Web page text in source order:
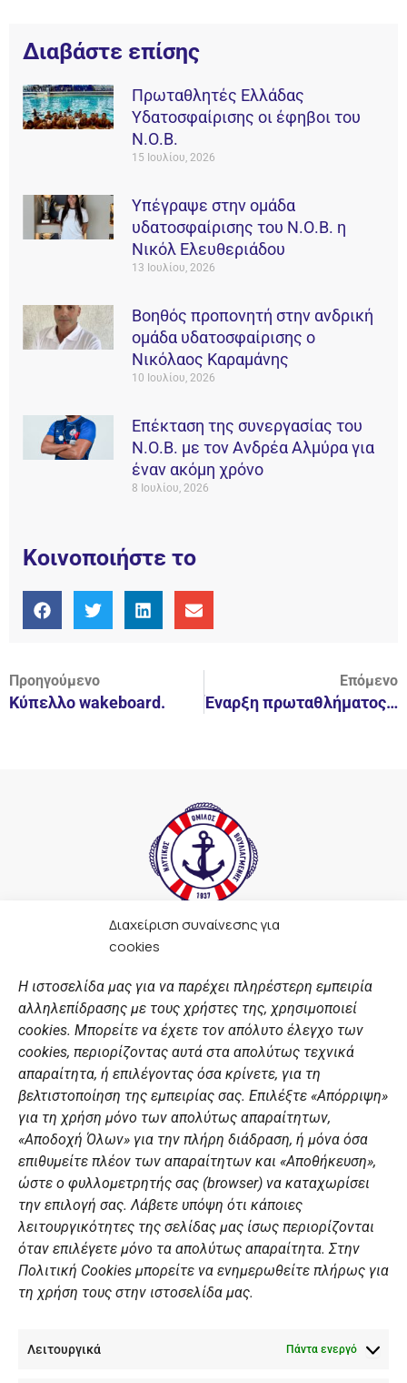
Διαχείριση συναίνεσης για
cookies
Η ιστοσελίδα μας για να παρέχει πληρέστερη εμπειρία
αλληλεπίδρασης με τους χρήστες της, χρησιμοποιεί
cookies. Μπορείτε να έχετε τον απόλυτο έλεγχο των
cookies, περιορίζοντας αυτά στα απολύτως τεχνικά
απαραίτητα, ή επιλέγοντας όσα κρίνετε, για τη
βελτιστοποίηση της εμπειρίας σας. Επιλέξτε «Απόρριψη»
για τη χρήση μόνο των απολύτως απαραίτητων,
«Αποδοχή Όλων» για την πλήρη διάδραση, ή μόνα όσα
επιθυμείτε πλέον των απαραίτητων και «Αποθήκευση»,
ώστε ο φυλλομετρητής σας (browser) να καταχωρίσει
την επιλογή σας. Λάβετε υπόψη ότι κάποιες
λειτουργικότητες της σελίδας μας ίσως περιορίζονται
όταν επιλέγετε μόνο τα απολύτως απαραίτητα. Στην
Πολιτική Cookies μπορείτε να ενημερωθείτε πλήρως για
τη χρήση τους στην ιστοσελίδα μας.
Λειτουργικά Πάντα ενεργό
Διαβάστε επίσης
Πρωταθλητές Ελλάδας
Υδατοσφαίρισης οι έφηβοι του
Ν.Ο.Β.
15 Ιουλίου, 2026
Υπέγραψε στην ομάδα
υδατοσφαίρισης του Ν.Ο.Β. η
Νικόλ Ελευθεριάδου
13 Ιουλίου, 2026
Βοηθός προπονητή στην ανδρική
ομάδα υδατοσφαίρισης ο
Νικόλαος Καραμάνης
10 Ιουλίου, 2026
Επέκταση της συνεργασίας του
Ν.Ο.Β. με τον Ανδρέα Αλμύρα για
έναν ακόμη χρόνο
8 Ιουλίου, 2026
Κοινοποιήστε το
Προηγούμενο
Κύπελλο wakeboard.
Επόμενο
Έναρξη πρωταθλήματος για τις Γυναίκες.
F
a
e
b
o
o
k
t
a
g
r
a
m
t
u
b
e
n
k
e
d
i
n
ΣΎΝΔΕΣΜΟΙ
Αθλητικές σχολές
Διάπλους
Χορηγοί
Summer Camp
ΠΡΟΣΩΠΙΚΑ ΔΕΔΟΜΕΝΑ
Πολιτική Ιστοσελίδας
Πολιτική Cookies Iστοσελίδας
Γενική Πολιτική ΝΟΒ
Ενημέρωση Summer Camp